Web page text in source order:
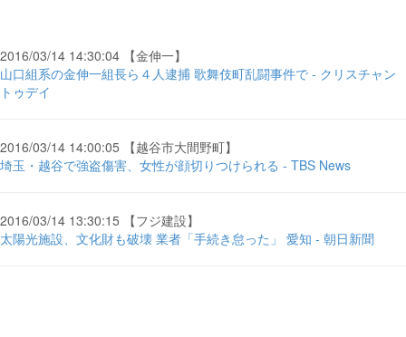
2016/03/14 14:30:04 【金伸一】
山口組系の金伸一組長ら４人逮捕 歌舞伎町乱闘事件で - クリスチャン
トゥデイ
2016/03/14 14:00:05 【越谷市大間野町】
埼玉・越谷で強盗傷害、女性が顔切りつけられる - TBS News
2016/03/14 13:30:15 【フジ建設】
太陽光施設、文化財も破壊 業者「手続き怠った」 愛知 - 朝日新聞